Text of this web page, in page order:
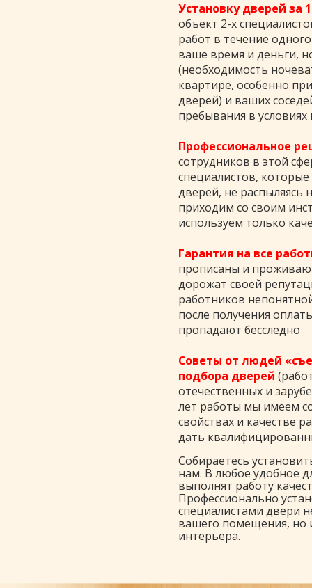
Установку дверей за
объект 2-х
работ в течение
ваше время и деньги,
(необходимость
квартире, особенно
дверей) и ваших
пребывания в
Профессиональное
сотрудников в этой
специалистов,
дверей, не распыляясь
приходим со своим
используем только
Гарантия на все
прописаны и
дорожат своей
работников
после получения
пропадают бесследно
Советы от людей
подбора дверей
отечественных и
лет работы мы имеем
свойствах и качестве
дать
Собираетесь
нам. В любое удобное
выполнят работу
Профессионально
специалистами двери
вашего помещения, но
интерьера.